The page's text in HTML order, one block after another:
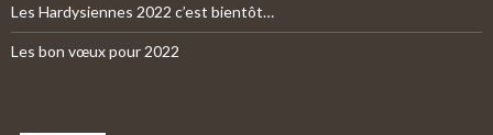
Les Hardysiennes 2022 c’est bientôt…
Les bon vœux pour 2022